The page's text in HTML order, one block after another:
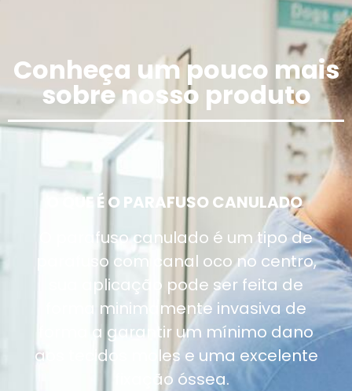
Conheça um pouco mais
sobre nosso produto
O QUE É O PARAFUSO CANULADO
O parafusocanulado é um tipo de
parafuso com canal oco no centro,
sua aplicação pode ser feita de
forma minimamente invasiva de
forma a garantir um mínimo dano
aos tecidos moles e uma excelente
fixação óssea.